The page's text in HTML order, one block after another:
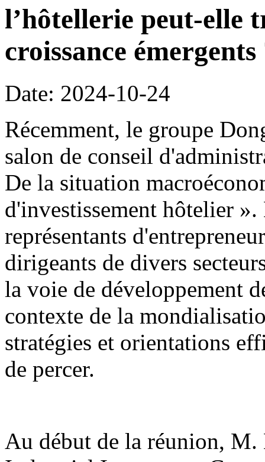
l’hôtellerie peut-elle
croissance émergents
Date: 2024-10-24
Récemment, le groupe
salon de conseil
De la situation
d'investissement hôtelier
représentants
dirigeants de divers
la voie de développement
contexte de la
stratégies et orientations
de percer.
Au début de la réunion,